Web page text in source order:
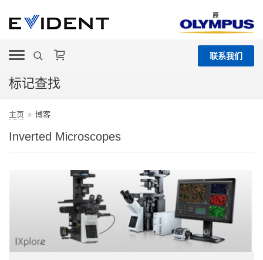
原
联系我们
标记查找
主页 博客
Inverted Microscopes